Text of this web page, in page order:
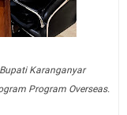
Karanganyar
Program Overseas.